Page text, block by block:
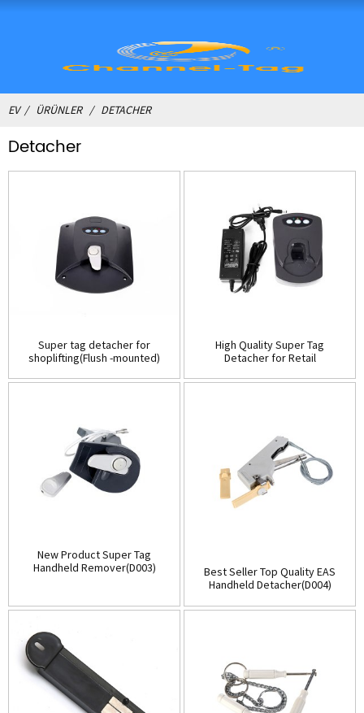
EV ÜRÜNLER DETACHER
Detacher
Super tag detacher for
shoplifting(Flush -mounted)
High Quality Super Tag
Detacher for Retail
New Product Super Tag
Handheld Remover(D003)
Best Seller Top Quality EAS
Handheld Detacher(D004)